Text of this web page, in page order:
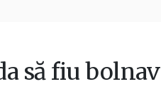
să fiu bolnav